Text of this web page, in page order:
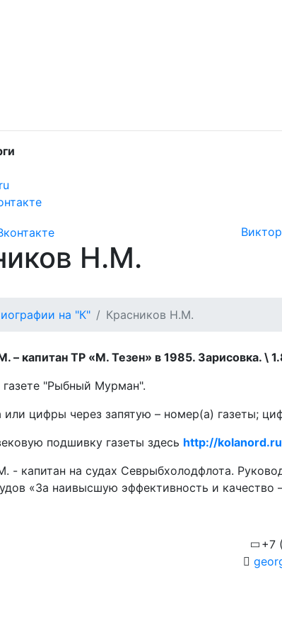
Н.М.
на "К" Красников Н.М.
– капитан ТР «М. Тезен» в 1985. Зарисовка. \
"Рыбный Мурман".
цифры через запятую – номер(а) газеты;
подшивку газеты здесь http://
- капитан на судах Севрыбхолодфлота.
«За наивысшую эффективность и качество
+7